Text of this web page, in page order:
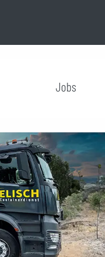
Jobs